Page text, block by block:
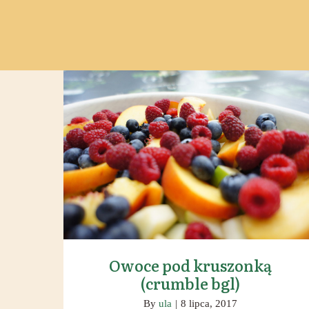
Owoce pod kruszonką (crumble
bgl)
Owoce pod kruszonką
(crumble bgl)
Byula | 8 lipca, 2017